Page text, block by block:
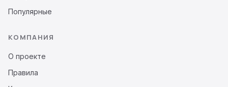
Популярные
КОМПАНИЯ
О проекте
Правила